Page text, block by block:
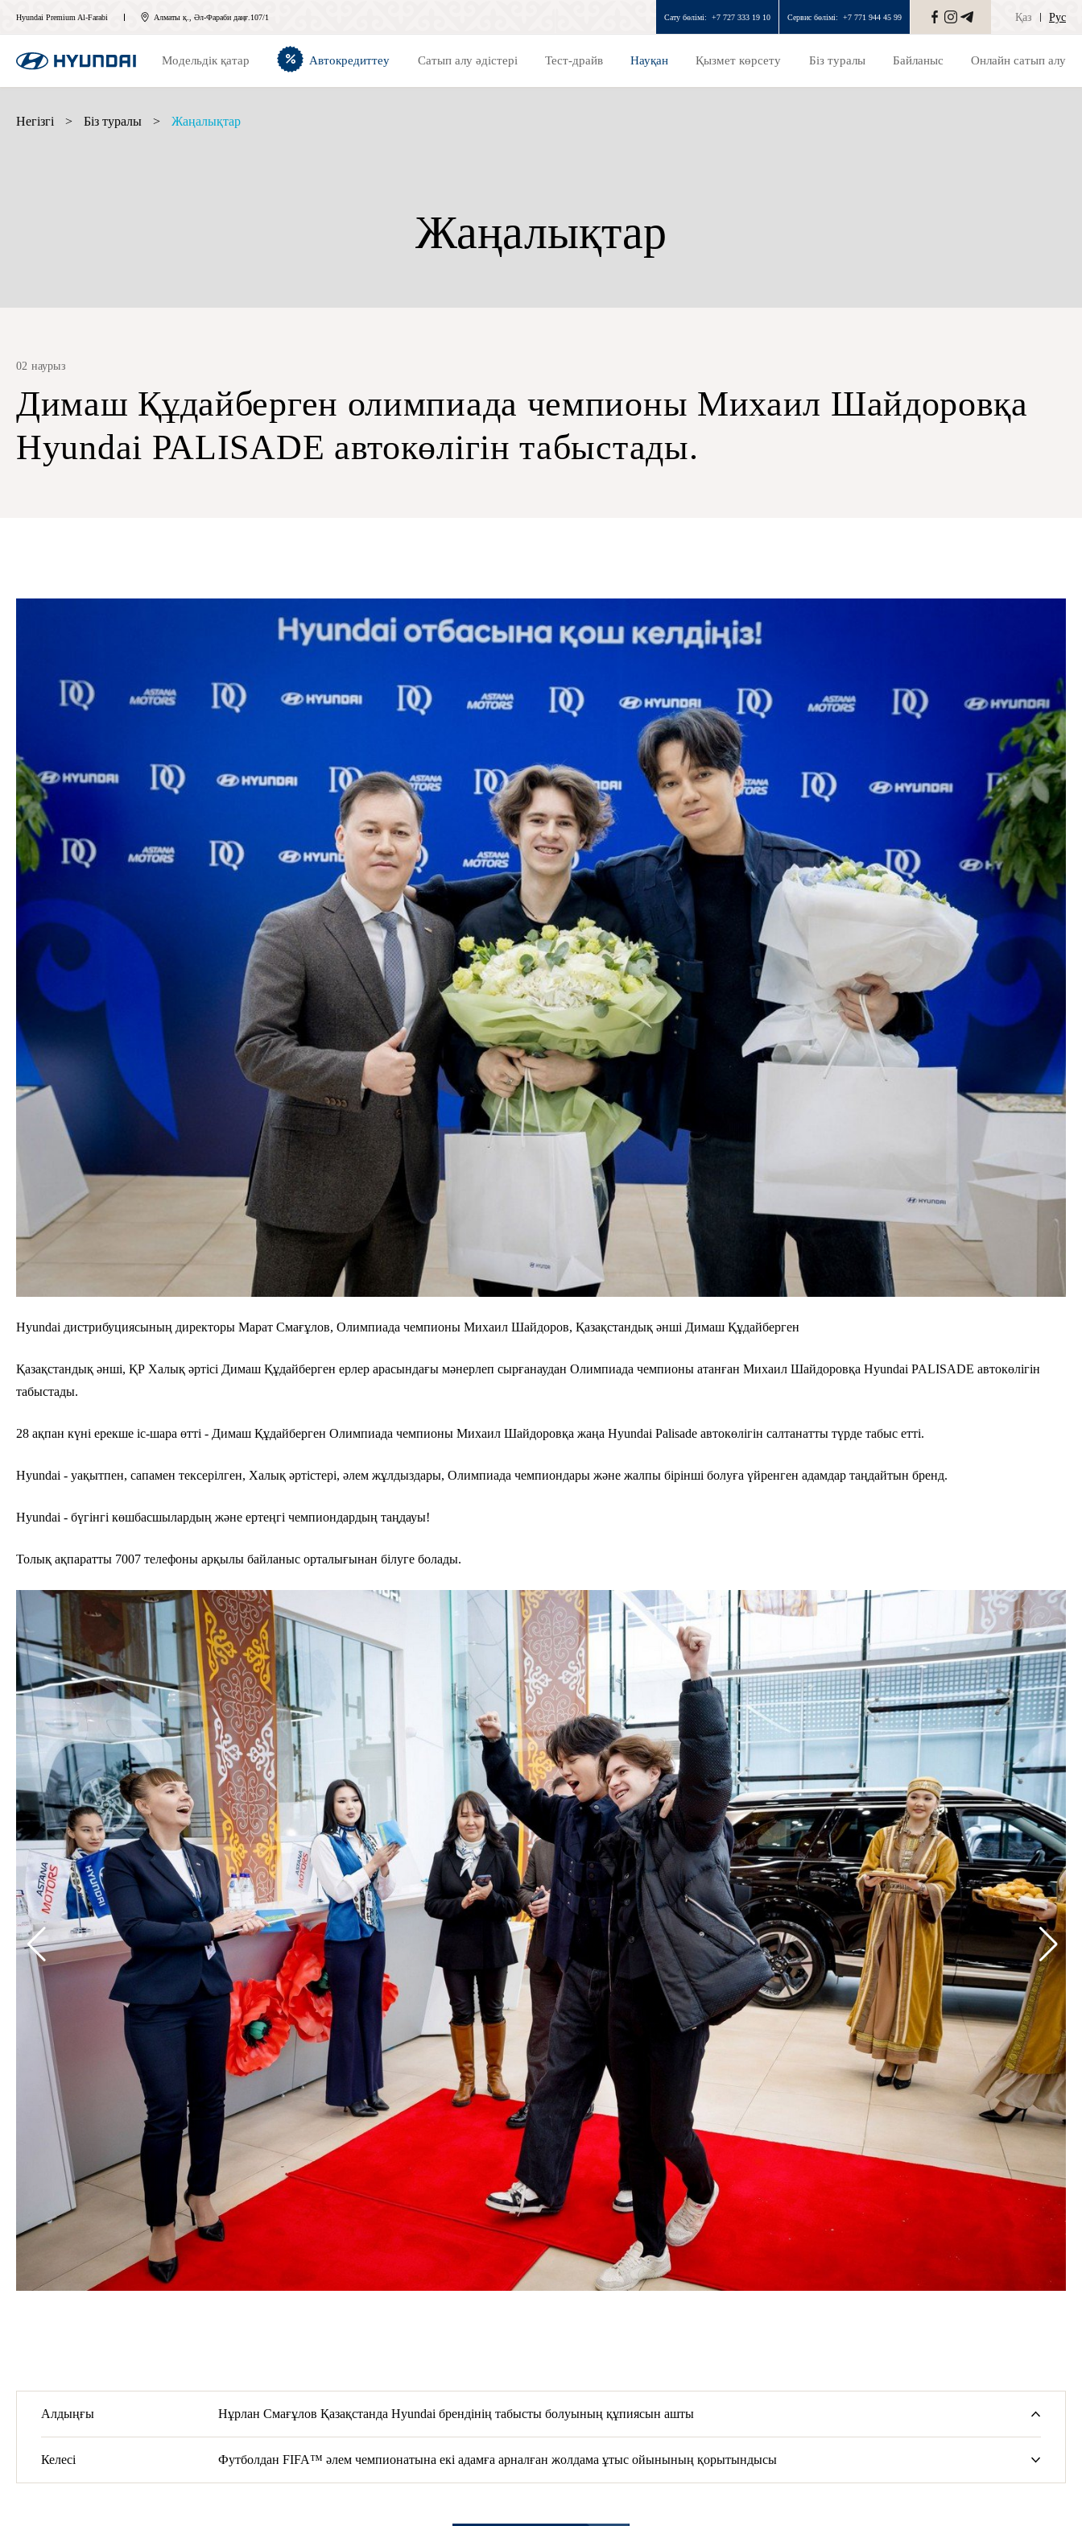
Hyundai Premium Al-Farabi Алматы қ., Әл-Фараби даңғ.107/1 Сату бөлімі: +7 727 333 19 10 Сервис бөлімі: +7 771 944 45 99 Қаз Рус
Модельдік қатар Автокредиттеу Сатып алу әдістері Тест-драйв Науқан Қызмет көрсету Біз туралы Байланыс Онлайн сатып алу
Негізгі > Біз туралы > Жаңалықтар
Жаңалықтар
02 наурыз
Димаш Құдайберген олимпиада чемпионы Михаил Шайдоровқа
Hyundai PALISADE автокөлігін табыстады.
Hyundai дистрибуциясының директоры Марат Смағұлов, Олимпиада чемпионы Михаил Шайдоров, Қазақстандық әнші Димаш Құдайберген
Қазақстандық әнші, ҚР Халық әртісі Димаш Құдайберген ерлер арасындағы мәнерлеп сырғанаудан Олимпиада чемпионы атанған Михаил Шайдоровқа Hyundai PALISADE автокөлігін
табыстады.
28 ақпан күні ерекше іс-шара өтті - Димаш Құдайберген Олимпиада чемпионы Михаил Шайдоровқа жаңа Hyundai Palisade автокөлігін салтанатты түрде табыс етті.
Hyundai - уақытпен, сапамен тексерілген, Халық әртістері, әлем жұлдыздары, Олимпиада чемпиондары және жалпы бірінші болуға үйренген адамдар таңдайтын бренд.
Hyundai - бүгінгі көшбасшылардың және ертеңгі чемпиондардың таңдауы!
Толық ақпаратты 7007 телефоны арқылы байланыс орталығынан білуге болады.
Алдыңғы Нұрлан Смағұлов Қазақстанда Hyundai брендінің табысты болуының құпиясын ашты
Келесі Футболдан FIFA™ әлем чемпионатына екі адамға арналған жолдама ұтыс ойынының қорытындысы